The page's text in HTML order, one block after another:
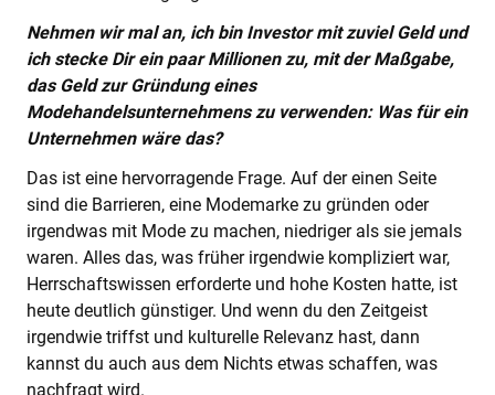
Nehmen wir mal an, ich bin Investor mit zuviel Geld und
ich stecke Dir ein paar Millionen zu, mit der Maßgabe,
das Geld zur Gründung eines
Modehandelsunternehmens zu verwenden: Was für ein
Unternehmen wäre das?
Das ist eine hervorragende Frage. Auf der einen Seite
sind die Barrieren, eine Modemarke zu gründen oder
irgendwas mit Mode zu machen, niedriger als sie jemals
waren. Alles das, was früher irgendwie kompliziert war,
Herrschaftswissen erforderte und hohe Kosten hatte, ist
heute deutlich günstiger. Und wenn du den Zeitgeist
irgendwie triffst und kulturelle Relevanz hast, dann
kannst du auch aus dem Nichts etwas schaffen, was
nachfragt wird.